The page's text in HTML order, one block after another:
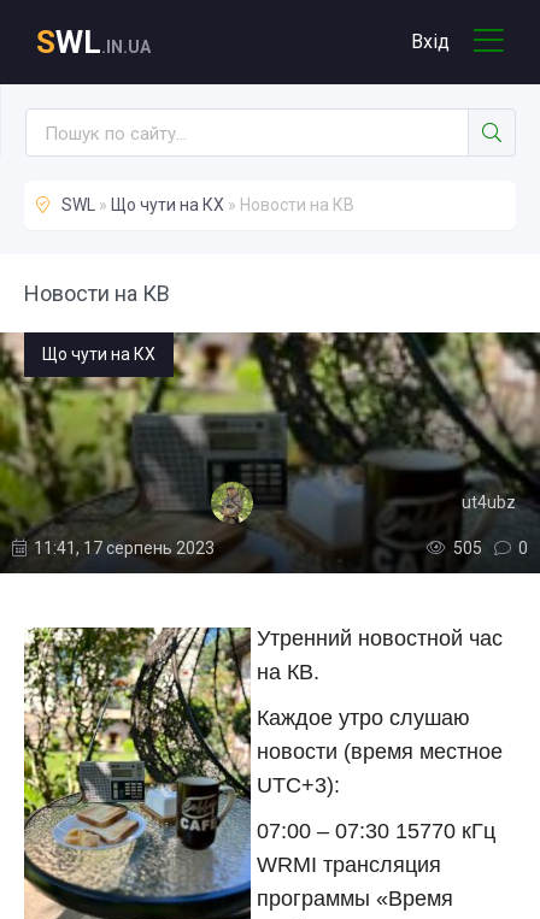
SWL.IN.UA Вхід
SWL » Що чути на КХ » Новости на КВ
Новости на КВ
Що чути на КХ
ut4ubz
11:41, 17 серпень 2023 505 0
Утренний новостной час
на КВ.
Каждое утро слушаю
новости (время местное
UTC+3):
07:00 – 07:30 15770 кГц
WRMI трансляция
программы «Время